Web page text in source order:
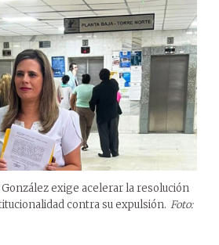
exige acelerar la resolución
contra su expulsión. Foto: